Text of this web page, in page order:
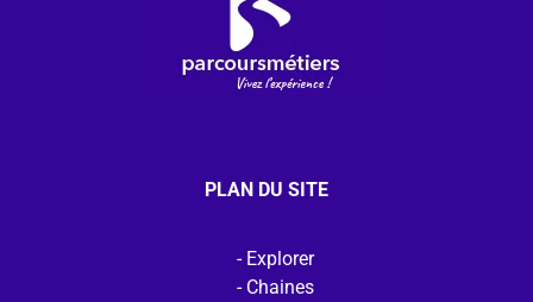
PLAN DU SITE
Explorer
Chaines